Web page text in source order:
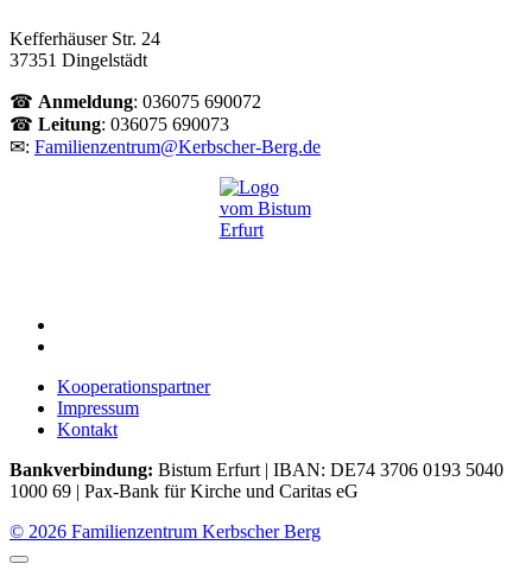
Kefferhäuser Str. 24
37351 Dingelstädt
☎ Anmeldung: 036075 690072
☎ Leitung: 036075 690073
✉: Familienzentrum@Kerbscher-Berg.de
Kooperationspartner
Impressum
Kontakt
Bankverbindung: Bistum Erfurt | IBAN: DE74 3706 0193 5040
1000 69 | Pax-Bank für Kirche und Caritas eG
© 2026 Familienzentrum Kerbscher Berg